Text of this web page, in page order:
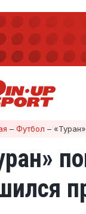
– Футбол –